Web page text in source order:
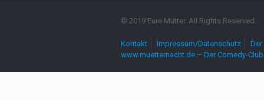
© 2019 Eure Mütter. All Rights Reserved.
Kontakt Impressum/Datenschutz
www.muetternacht.de – Der Comedy-Club